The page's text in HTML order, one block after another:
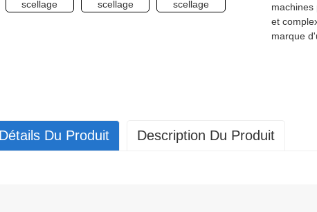
machines
et
marque
Détails Du Produit Description Du Produit